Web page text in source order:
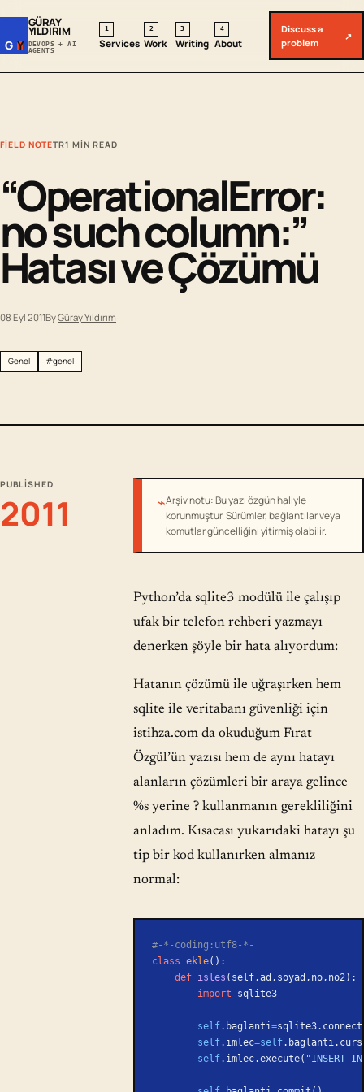
G Y
GÜRAY
YILDIRIM
DEVOPS + AI
AGENTS
1
Services
2
Work
3
Writing
4
About
Discuss a
problem
↗
FIELD NOTETR1 MIN READ
“OperationalError:
no such column:”
Hatası ve Çözümü
08 Eyl 2011ByGüray Yıldırım
Genel #genel
PUBLISHED
2011 ⌁Arşiv notu: Bu yazı özgün haliyle
korunmuştur. Sürümler, bağlantılar veya
komutlar güncelliğini yitirmiş olabilir.
Python’da sqlite3 modülü ile çalışıp
ufak bir telefon rehberi yazmayı
denerken şöyle bir hata alıyordum:
Hatanın çözümü ile uğraşırken hem
sqlite ile veritabanı güvenliği için
istihza.com da okuduğum Fırat
Özgül’ün yazısı hem de aynı hatayı
alanların çözümleri bir araya gelince
%s yerine ? kullanmanın gerekliliğini
anladım. Kısacası yukarıdaki hatayı şu
tip bir kod kullanırken almanız
normal:
#-*-coding:utf8-*-
class ekle():
    def
isles (self,ad,soyad,no,no2):
        import
sqlite3
        self
.baglanti=
        self
.imlec=self
        self
.imlec.execute( "INSERT